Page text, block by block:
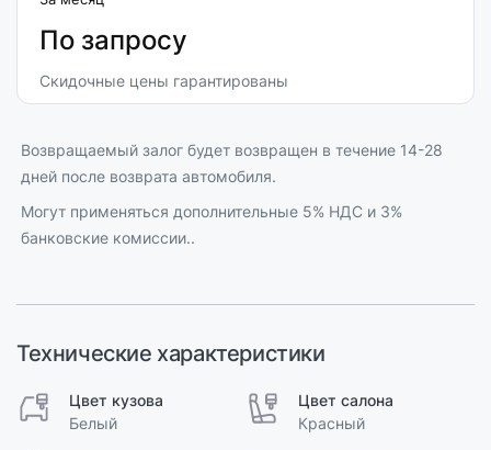
По запросу
Скидочные цены гарантированы
Возвращаемый залог будет возвращен в течение 14-28
дней после возврата автомобиля.
Могут применяться дополнительные 5% НДС и 3%
банковские комиссии..
Технические характеристики
Цвет кузова
Белый
Цвет салона
Красный